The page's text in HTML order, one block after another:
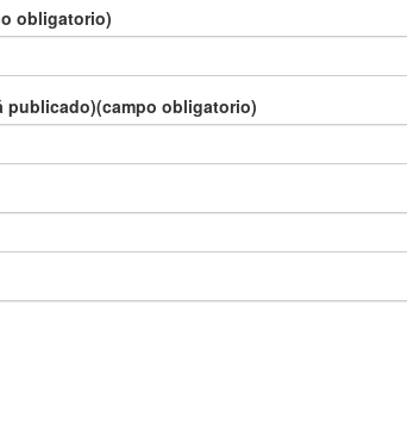
obligatorio)
publicado)(campo obligatorio)